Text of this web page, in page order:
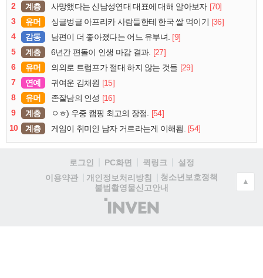
2
계층 사망했다는 신남성연대 대표에 대해 알아보자 [70]
3
유머 싱글벙글 아프리카 사람들한테 한국 쌀 먹이기 [36]
4
감동 남편이 더 좋아졌다는 어느 유부녀. [9]
5
계층 6년간 편돌이 인생 마감 결과. [27]
6
유머 의외로 트럼프가 절대 하지 않는 것들 [29]
7
연예 귀여운 김채원 [15]
8
유머 존잘남의 인성 [16]
9
계층 ㅇㅎ) 우중 캠핑 최고의 장점.
[54]
10
계층 게임이 취미인 남자 거르라는게 이해됨. [54]
로그인 PC화면 퀵링크
설정
이용약관
개인정보처리방침
청소년보호정책
불법촬영물신고안내
(주)
인
▲